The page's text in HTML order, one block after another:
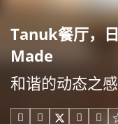
Tanuk餐厅，
Made
和谐的动态之感
   